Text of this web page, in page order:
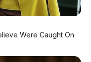
GIIAS 2026:
Were Caught On